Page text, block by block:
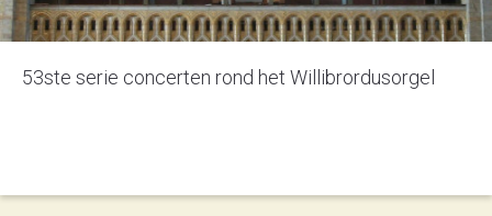
53ste serie concerten rond het Willibrordusorgel